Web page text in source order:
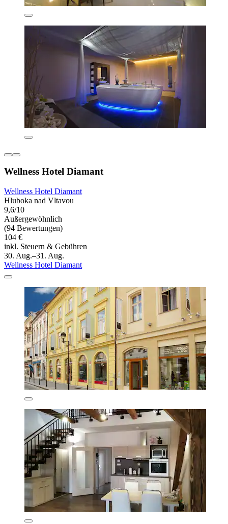
Wellness Hotel Diamant
Wellness Hotel Diamant
Hluboka nad Vltavou
9,6/10
Außergewöhnlich
(94 Bewertungen)
104 €
inkl. Steuern & Gebühren
30. Aug.–31. Aug.
Wellness Hotel Diamant